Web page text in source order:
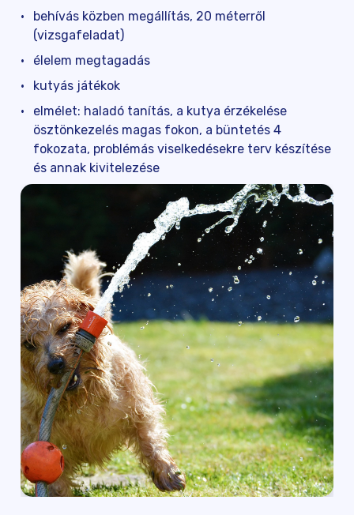
behívás közben megállítás, 20 méterről
(vizsgafeladat)
élelem megtagadás
kutyás játékok
elmélet: haladó tanítás, a kutya érzékelése
ösztönkezelés magas fokon, a büntetés 4
fokozata, problémás viselkedésekre terv készítése
és annak kivitelezése